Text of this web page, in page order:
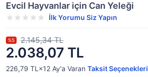
Evcil Hayvanlar için Can Yeleği
İlk Yorumu Siz Yapın
2.038,07 TL
%5 2.145,34 TL
226,79 TL×12 Ay'a Varan Taksit Seçenekleri